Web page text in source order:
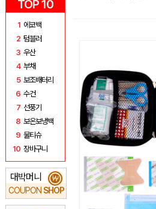
TOP 10
1 에코백
2 텀블러
3 우산
4 부채
5 보조배터리
6 수건
7 선풍기
8 보온보냉백
9 물티슈
10 장바구니
대박머니
COUPON SHOP
₩